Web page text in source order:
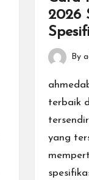
2026
Posted
by
By
terbaik
yang